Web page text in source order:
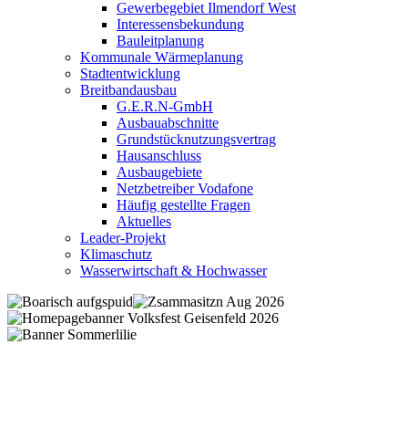
Gewerbegebiet Ilmendorf West
Interessensbekundung
Bauleitplanung
Kommunale Wärmeplanung
Stadtentwicklung
Breitbandausbau
G.E.R.N-GmbH
Ausbauabschnitte
Grundstücknutzungsvertrag
Hausanschluss
Ausbaugebiete
Netzbetreiber Vodafone
Häufig gestellte Fragen
Aktuelles
Leader-Projekt
Klimaschutz
Wasserwirtschaft & Hochwasser